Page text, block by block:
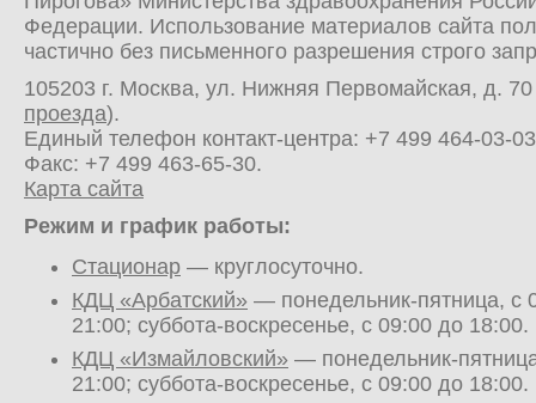
Федерации. Использование материалов сайта
частично без письменного разрешения строго
105203 г. Москва, ул. Нижняя Первомайская, д.
проезда).
Единый телефон контакт-центра: +7 499 464-03-03
Факс: +7 499 463-65-30.
Карта сайта
Режим и график работы:
Стационар — круглосуточно.
КДЦ «Арбатский» — понедельник-пятница, с
21:00; суббота-воскресенье, с 09:00 до 18:00.
КДЦ «Измайловский» — понедельник-
21:00; суббота-воскресенье, с 09:00 до 18:00.